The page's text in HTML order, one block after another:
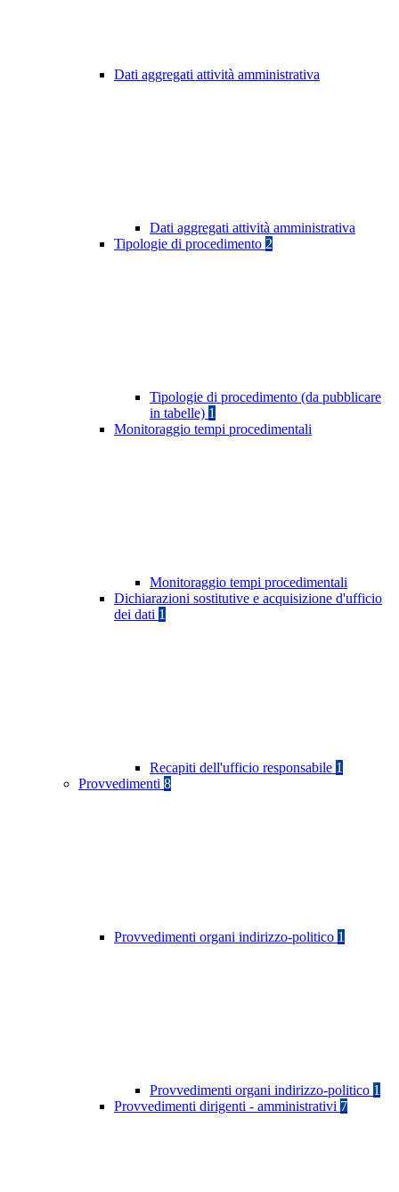
Dati aggregati attività amministrativa
Dati aggregati attività amministrativa
Tipologie di procedimento 2
Tipologie di procedimento (da pubblicare
in tabelle) 1
Monitoraggio tempi procedimentali
Monitoraggio tempi procedimentali
Dichiarazioni sostitutive e acquisizione d'ufficio
dei dati 1
Recapiti dell'ufficio responsabile 1
Provvedimenti 8
Provvedimenti organi indirizzo-politico 1
Provvedimenti organi indirizzo-politico 1
Provvedimenti dirigenti - amministrativi 7